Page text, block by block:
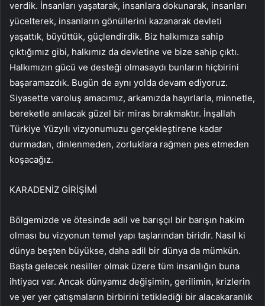
verdik. İnsanları yaşatarak, insanlara dokunarak, insanları
yücelterek, insanların gönüllerini kazanarak devleti
yaşattık, büyüttük, güçlendirdik. Biz halkımıza sahip
çıktığımız gibi, halkımız da devletine ve bize sahip çıktı.
Halkımızın gücü ve desteği olmasaydı bunların hiçbirini
başaramazdık. Bugün de aynı yolda devam ediyoruz.
Siyasette varoluş amacımız, arkamızda hayırlarla, minnetle,
bereketle anılacak güzel bir miras bırakmaktır. İnşallah
Türkiye Yüzyılı vizyonumuzu gerçekleştirene kadar
durmadan, dinlenmeden, zorluklara rağmen pes etmeden
koşacağız.
KARADENİZ GİRİŞİMİ
Bölgemizde ve ötesinde adil ve barışçıl bir barışın hakim
olması bu vizyonun temel yapı taşlarından biridir. Nasıl ki
dünya beşten büyükse, daha adil bir dünya da mümkün.
Başta gelecek nesiller olmak üzere tüm insanlığın buna
ihtiyacı var. Ancak dünyamız değişimin, gerilimin, krizlerin
ve yer yer çatışmaların birbirini tetiklediği bir alacakaranlık